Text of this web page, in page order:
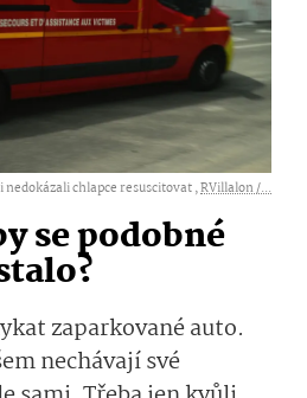
chlapce resuscitovat ,RVillalon /...
se podobné
zaparkované auto.
nechávají své